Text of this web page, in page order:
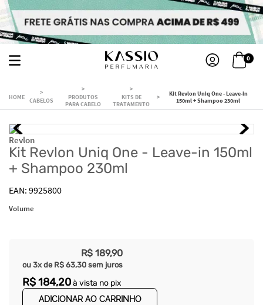
0
CABELOS
PRODUTOS
PARA CABELO
KITS DE
TRATAMENTO
Kit Revlon Uniq One - Leave-in
150ml + Shampoo 230ml
Revlon
Kit Revlon Uniq One - Leave-in 150ml
+ Shampoo 230ml
9925800
Volume
R$ 189,90
ou 3x de R$ 63,30 sem juros
R$184,20à vista no pix
ADICIONAR AO CARRINHO